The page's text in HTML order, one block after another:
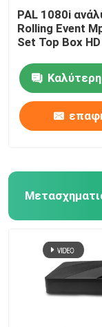
PAL 1080i
Rolling Event
Set Top Box